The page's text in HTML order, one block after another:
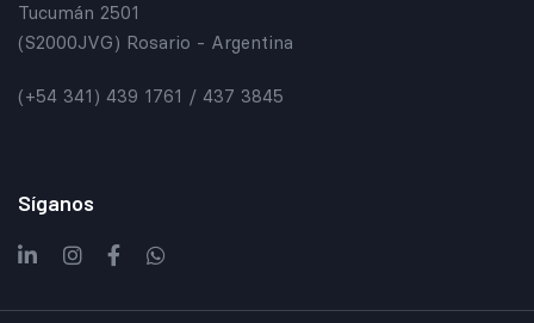
Tucumán 2501
(S2000JVG) Rosario - Argentina
(+54 341) 439 1761 / 437 3845
Síganos